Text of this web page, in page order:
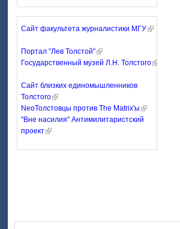
Сайт факультета журналистики МГУ
Портал "Лев Толстой"
Государственный музей Л.Н. Толстого
Сайт близких единомышленников
Толстого
NeoТолстовцы против The Matrix'ы
"Вне насилия" Антимилитаристский
проект